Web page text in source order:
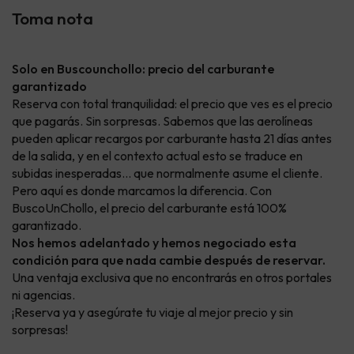
Toma nota
Solo en Buscounchollo: precio del carburante
garantizado
Reserva con total tranquilidad: el precio que ves es el precio
que pagarás. Sin sorpresas. Sabemos que las aerolíneas
pueden aplicar recargos por carburante hasta 21 días antes
de la salida, y en el contexto actual esto se traduce en
subidas inesperadas… que normalmente asume el cliente.
Pero aquí es donde marcamos la diferencia. Con
BuscoUnChollo, el precio del carburante está 100%
garantizado.
Nos hemos adelantado y hemos negociado esta
condición para que nada cambie después de reservar.
Una ventaja exclusiva que no encontrarás en otros portales
ni agencias.
¡Reserva ya y asegúrate tu viaje al mejor precio y sin
sorpresas!